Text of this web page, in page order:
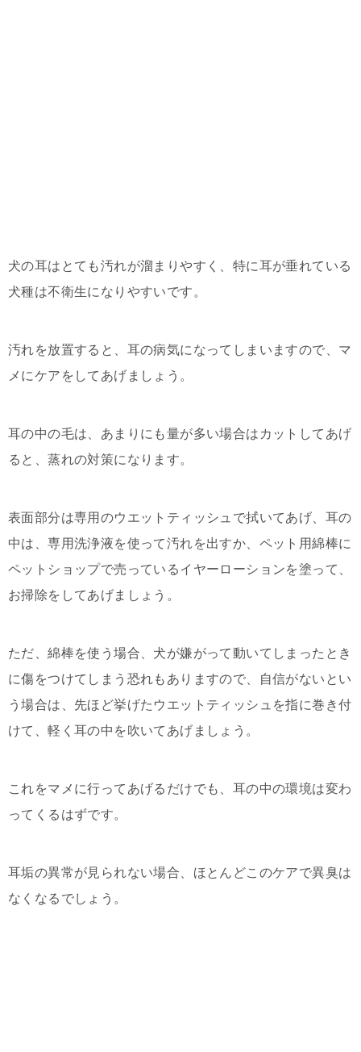
犬の耳はとても汚れが溜まりやすく、特に耳が垂れている
犬種は不衛生になりやすいです。
汚れを放置すると、耳の病気になってしまいますので、マ
メにケアをしてあげましょう。
耳の中の毛は、あまりにも量が多い場合はカットしてあげ
ると、蒸れの対策になります。
表面部分は専用のウエットティッシュで拭いてあげ、耳の
中は、専用洗浄液を使って汚れを出すか、ペット用綿棒に
ペットショップで売っているイヤーローションを塗って、
お掃除をしてあげましょう。
ただ、綿棒を使う場合、犬が嫌がって動いてしまったとき
に傷をつけてしまう恐れもありますので、自信がないとい
う場合は、先ほど挙げたウエットティッシュを指に巻き付
けて、軽く耳の中を吹いてあげましょう。
これをマメに行ってあげるだけでも、耳の中の環境は変わ
ってくるはずです。
耳垢の異常が見られない場合、ほとんどこのケアで異臭は
なくなるでしょう。